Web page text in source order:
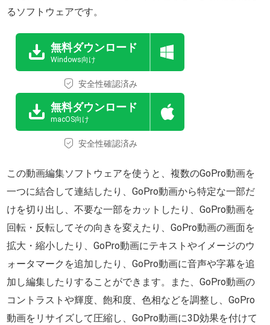
るソフトウェアです。
無料ダウンロード
Windows向け
安全性確認済み
無料ダウンロード
macOS向け
安全性確認済み
この動画編集ソフトウェアを使うと、複数のGoPro動画を
一つに結合して連結したり、GoPro動画から特定な一部だ
けを切り出し、不要な一部をカットしたり、GoPro動画を
回転・反転してその向きを変えたり、GoPro動画の画面を
拡大・縮小したり、GoPro動画にテキストやイメージのウ
ォータマークを追加したり、GoPro動画に音声や字幕を追
加し編集したりすることができます。また、GoPro動画の
コントラストや輝度、飽和度、色相などを調整し、GoPro
動画をリサイズして圧縮し、GoPro動画に3D効果を付けて